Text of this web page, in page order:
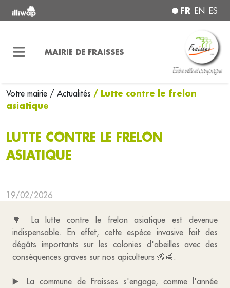
FR EN ES
MAIRIE DE FRAISSES
Votre mairie / Actualités / Lutte contre le frelon
asiatique
LUTTE CONTRE LE FRELON
ASIATIQUE
19/02/2026
🌳 La lutte contre le frelon asiatique est devenue
indispensable. En effet, cette espèce invasive fait des
dégâts importants sur les colonies d'abeilles avec des
conséquences graves sur nos apiculteurs 🐝🍯.
▶️ La commune de Fraisses s'engage, comme l'année